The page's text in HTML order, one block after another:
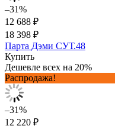
–31%
12 688 ₽
18 398 ₽
Парта Дэми СУТ.48
Купить
Дешевле всех на 20%
Распродажа!
–31%
12 220 ₽